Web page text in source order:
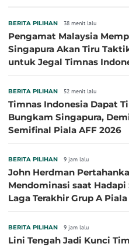
BERITA PILIHAN 38 menit lalu
Pengamat Malaysia
Singapura Akan Tiru
untuk Jegal Timnas
BERITA PILIHAN 52 menit lalu
Timnas Indonesia Dapat
Bungkam Singapura,
Semifinal Piala AFF 2026
BERITA PILIHAN 9 jam lalu
John Herdman
Mendominasi saat Hadapi
Laga Terakhir Grup A
BERITA PILIHAN 9 jam lalu
Lini Tengah Jadi Kunci